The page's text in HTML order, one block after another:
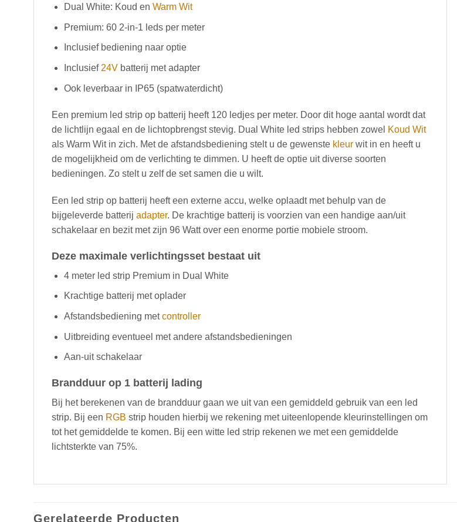
Dual White: Koud en Warm Wit
Premium: 60 2-in-1 leds per meter
Inclusief bediening naar optie
Inclusief 24Vbatterij met adapter
Ook leverbaar in IP65 (spatwaterdicht)
Een premium led strip op batterij heeft 120 ledjes per meter. Door dit hoge aantal wordt dat
de lichtlijn egaal en de lichtopbrengst stevig. Dual White led strips hebben zowel Koud Wit
als Warm Wit in zich. Met de afstandsbediening stelt u de gewenste kleur wit in en heeft u
de mogelijkheid om de verlichting te dimmen. U heeft de optie uit diverse soorten
bedieningen. Zo stelt u zelf de set samen die u wilt.
Een led strip op batterij heeft een externe accu, welke oplaadt met behulp van de
bijgeleverde batterij adapter. De krachtige batterij is voorzien van een handige aan/uit
schakelaar en bezit met zijn 96 Watt over een enorme portie mobiele stroom.
Deze maximale verlichtingsset bestaat uit
4 meter led strip Premium in Dual White
Krachtige batterij met oplader
Afstandsbediening metcontroller
Uitbreiding eventueel met andere afstandsbedieningen
Aan-uit schakelaar
Brandduur op 1 batterij lading
Bij het berekenen van de brandduur gaan we uit van een gemiddeld gebruik van een led
strip. Bij een RGB strip houden hierbij we rekening met uiteenlopende kleurinstellingen om
tot het gemiddelde te komen. Bij een witte led strip rekenen we met een gemiddelde
lichtsterkte van 75%.
Gerelateerde Producten